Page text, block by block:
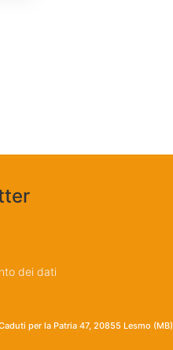
dei dati
per la Patria 47, 20855 Lesmo (MB)